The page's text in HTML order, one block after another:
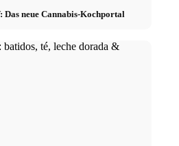
Das neue Cannabis-Kochportal